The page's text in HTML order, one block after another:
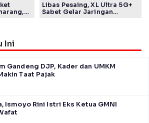
Libas Pesaing, XL Ultra 5G+
Sabet Gelar Jaringan
Ini
Gandeng DJP, Kader dan UMKM
Taat Pajak
Ismoyo Rini Istri Eks Ketua GMNI